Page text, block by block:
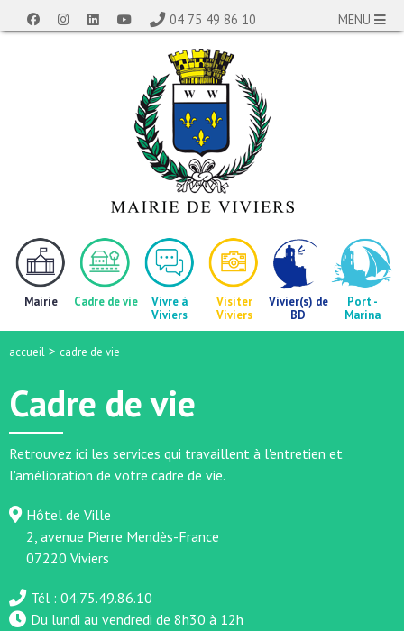
04 75 49 86 10 MENU
Mairie Cadre de vie
Vivre à
Viviers
Visiter
Viviers
Vivier(s) de
BD
Port -
Marina
accueil > cadre de vie
Cadre de vie
Retrouvez ici les services qui travaillent à l'entretien et
l'amélioration de votre cadre de vie.
Hôtel de Ville
2, avenue Pierre Mendès-France
07220 Viviers
Tél : 04.75.49.86.10
Du lundi au vendredi de 8h30 à 12h